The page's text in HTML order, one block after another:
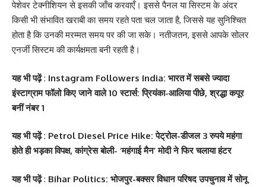
पेशेवर टेक्नीशियन से इसकी जाँच करवाएँ। इससे पैनल या सिस्टम के अंदर
किसी भी संभावित खराबी का समय रहते पता चल जाता है, जिससे यह सुनिश्चित
होता है कि उनकी मरम्मत समय पर की जा सके। नतीजतन, इससे आपके सोलर
एनर्जी सिस्टम की कार्यक्षमता बनी रहती है।
यह भी पढ़ें: Instagram Followers India: भारत में सबसे ज्यादा
इंस्टाग्राम फॉलो किए जाने वाले 10 स्टार्स: प्रियंका-आलिया पीछे, श्रद्धा कपूर
बनीं नंबर 1
यह भी पढ़ें: Petrol Diesel Price Hike: पेट्रोल-डीजल 3 रुपये महंगा
होते ही भड़का विपक्ष, कांग्रेस बोली- ‘महंगाई मैन’ मोदी ने फिर चलाया हंटर
यह भी पढ़ें: Bihar Politics: भोजपुर-बक्सर विधान परिषद उपचुनाव में सोनू